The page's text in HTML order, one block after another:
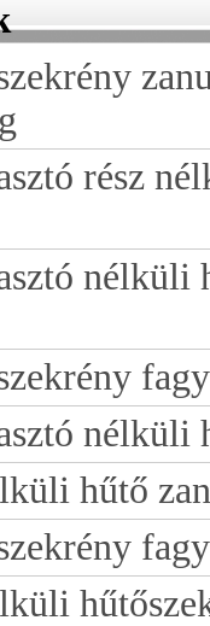
rész
nélküli
nélküli
hűtő